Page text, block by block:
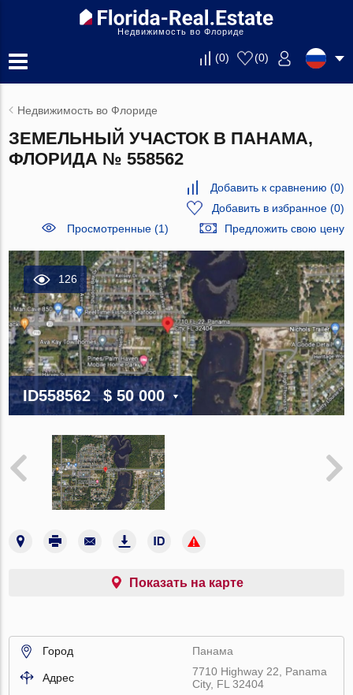
Недвижимость во Флориде
(0) (0)
Недвижимость во Флориде
ЗЕМЕЛЬНЫЙ УЧАСТОК В ПАНАМА,
ФЛОРИДА № 558562
Добавить к сравнению (0)
Добавить в избранное(0)
Просмотренные (1)
Предложить свою цену
126
ID558562 $ 50 000
Показать на карте
Город Панама
Адрес
7710 Highway 22, Panama
City, FL 32404